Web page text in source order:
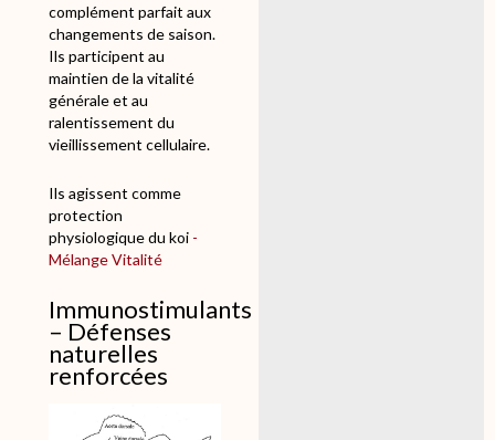
complément parfait aux
changements de saison.
Ils participent au
maintien de la vitalité
générale et au
ralentissement du
vieillissement cellulaire.
Ils agissent comme
protection
physiologique du koi -
Mélange Vitalité
Immunostimulants
– Défenses
naturelles
renforcées